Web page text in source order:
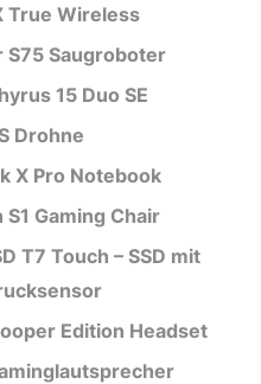
True Wireless
S75 Saugroboter
15 Duo SE
Drohne
X Pro Notebook
Gaming Chair
T7 Touch – SSD mit
Edition Headset